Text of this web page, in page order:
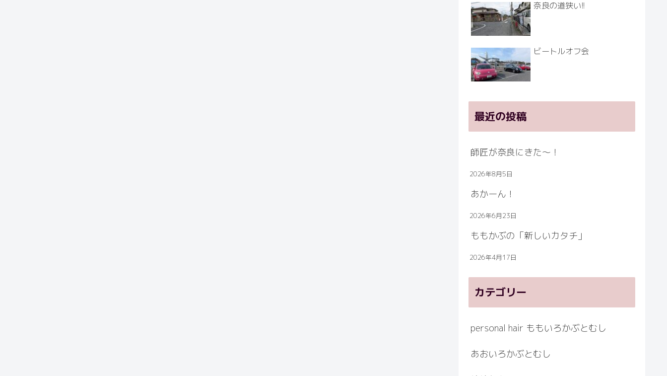
奈良の道狭い!!
ビートルオフ会
最近の投稿
師匠が奈良にきた～！
2026年8月5日
あかーん！
2026年6月23日
ももかぶの「新しいカタチ」
2026年4月17日
カテゴリー
personal hair ももいろかぶとむし
あおいろかぶとむし